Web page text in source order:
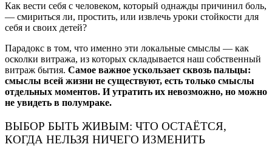
Как вести себя с человеком, который однажды причинил боль,
— смириться ли, простить, или извлечь уроки стойкости для
себя и своих детей?
Парадокс в том, что именно эти локальные смыслы — как
осколки витража, из которых складывается наш собственный
витраж бытия. Самое важное ускользает сквозь пальцы:
смыслы всей жизни не существуют, есть только смыслы
отдельных моментов. И утратить их невозможно, но можно
не увидеть в полумраке.
ВЫБОР БЫТЬ ЖИВЫМ: ЧТО ОСТАЁТСЯ,
КОГДА НЕЛЬЗЯ НИЧЕГО ИЗМЕНИТЬ